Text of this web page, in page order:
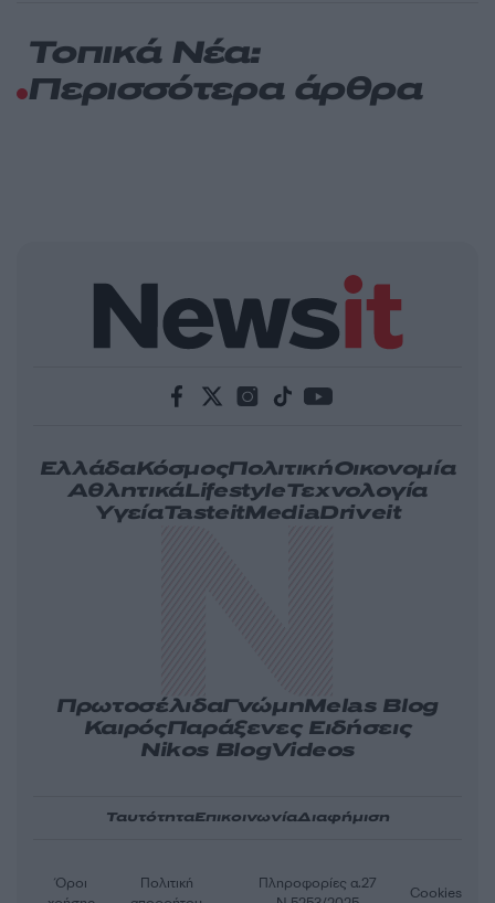
Τοπικά Νέα:
Περισσότερα άρθρα
ΕλλάδαΚόσμοςΠολιτικήΟικονομία
ΑθλητικάLifestyleΤεχνολογία
ΥγείαTasteitMediaDriveit
ΠρωτοσέλιδαΓνώμηMelas Blog
ΚαιρόςΠαράξενες Ειδήσεις
Nikos BlogVideos
ΤαυτότηταΕπικοινωνίαΔιαφήμιση
Όροι
Πολιτική
Πληροφορίες α.27
Cookies